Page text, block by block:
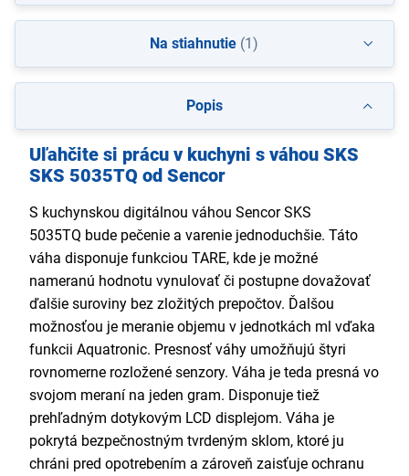
Popis
Uľahčite si prácu v kuchyni s váhou SKS
SKS 5035TQ od Sencor
S kuchynskou digitálnou váhou Sencor SKS
5035TQ bude pečenie a varenie jednoduchšie. Táto
váha disponuje funkciou TARE, kde je možné
nameranú hodnotu vynulovať či postupne dovažovať
ďalšie suroviny bez zložitých prepočtov. Ďalšou
možnosťou je meranie objemu v jednotkách ml vďaka
funkcii Aquatronic. Presnosť váhy umožňujú štyri
rovnomerne rozložené senzory. Váha je teda presná vo
svojom meraní na jeden gram. Disponuje tiež
prehľadným dotykovým LCD displejom. Váha je
pokrytá bezpečnostným tvrdeným sklom, ktoré ju
chráni pred opotrebením a zároveň zaisťuje ochranu
Na stiahnutie (1)